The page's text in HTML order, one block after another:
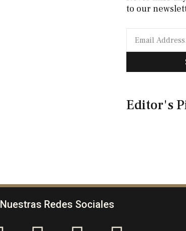
to our
Editor's
Nuestras Redes Sociales